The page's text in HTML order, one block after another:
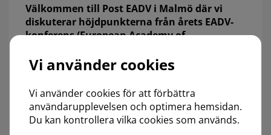
Välkommen till Post EADV i Malmö där vi
diskuterar höjdpunkterna från årets EADV-
konferens (European Academy of
Mötet riktar sig till sjukvårdspersonal med intresse
sponsorer.
Datum och tid:Torsdag 22 oktober kl 17.30 -
Vi använder cookies
Vi använder cookies för att förbättra
användarupplevelsen och optimera hemsidan.
Du kan kontrollera vilka cookies som används.